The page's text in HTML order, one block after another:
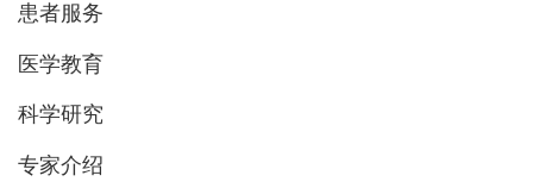
患者服务
医学教育
科学研究
专家介绍